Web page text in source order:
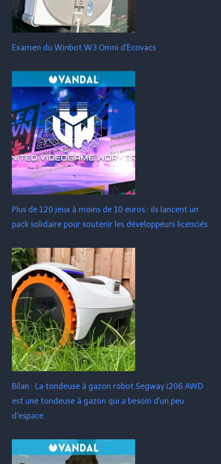
Examen du Winbot W3 Omni d'Ecovacs
Plus de 120 jeux à moins de 10 euros : ils lancent un
pack solidaire pour soutenir les développeurs licenciés
Bilan : La tondeuse à gazon robot Segway i206 AWD
est une tondeuse à gazon qui a besoin d'un peu
d'espace